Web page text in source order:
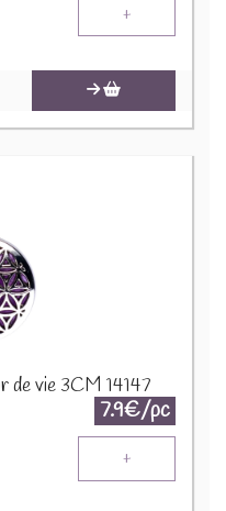
+
de vie 3CM 14147
7.9€/pc
+